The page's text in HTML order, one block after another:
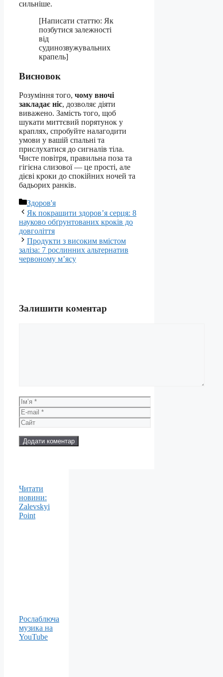
сильніше.
[Написати статтю: Як
позбутися залежності
від
судинозвужувальних
крапель]
Висновок
Розуміння того, чому вночі
закладає ніс, дозволяє діяти
виважено. Замість того, щоб
шукати миттєвий порятунок у
краплях, спробуйте налагодити
умови у вашій спальні та
прислухатися до сигналів тіла.
Чисте повітря, правильна поза та
гігієна слизової — це прості, але
дієві кроки до спокійних ночей та
бадьорих ранків.
Категорії
Здоров'я
Як покращити здоров’я серця: 8
науково обґрунтованих кроків до
довголіття
Продукти з високим вмістом
заліза: 7 рослинних альтернатив
червоному м’ясу
Залишити коментар
Ім’я
E-
mail
Сайт
Читати
новини:
Zalevskyi
Point
Рослаблюча
музика на
YouTube